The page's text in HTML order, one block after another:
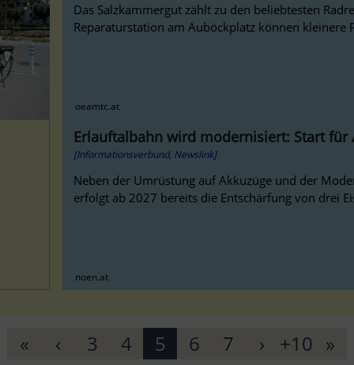
Das Salzkammergut zählt zu den beliebtesten
Reparaturstation am Auböckplatz können kleinere
oeamtc.at
Erlauftalbahn wird modernisiert: Start für
[Informationsverbund, Newslink]
Neben der Umrüstung auf Akkuzüge und der
erfolgt ab 2027 bereits die Entschärfung von drei
noen.at
« ‹ 3 4 5 6 7 › +10 »